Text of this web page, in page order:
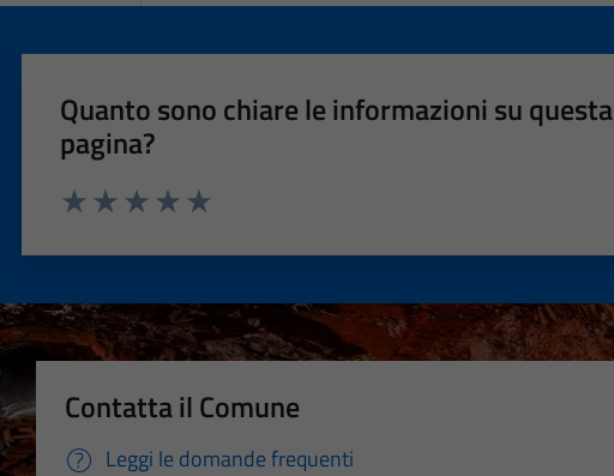
Quanto sono chiare le informazioni su questa
pagina?
Contatta il Comune
Leggi le domande frequenti